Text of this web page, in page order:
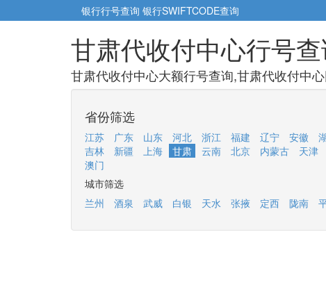
银行行号查询 银行SWIFTCODE查询
甘肃代收付中心行号
甘肃代收付中心大额行号查询,甘肃代收付中
省份筛选
江苏 广东 山东 河北 浙江 福建 辽宁 安徽
吉林
新疆 上海 甘肃 云南 北京 内蒙古 天津
澳门
城市筛选
兰州
酒泉 武威 白银 天水 张掖 定西 陇南